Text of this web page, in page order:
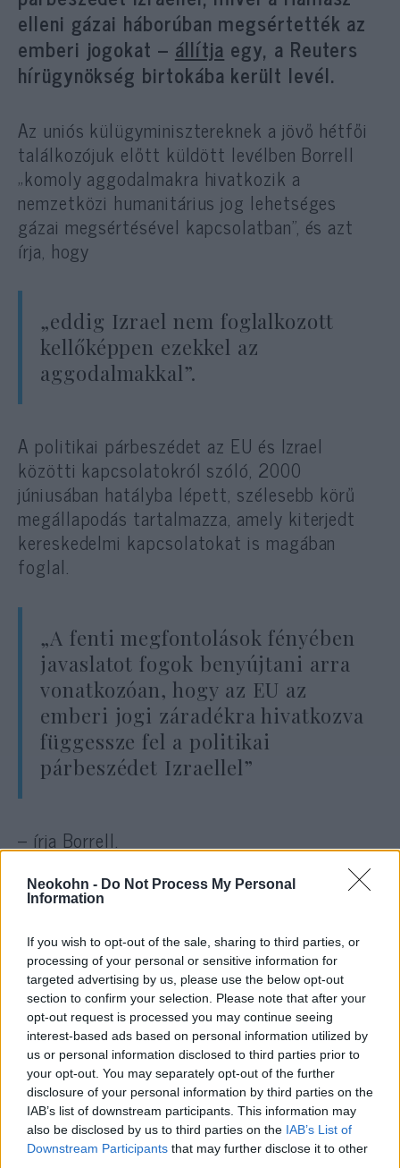
Neokohn - Do Not Process My Personal
Information
If you wish to opt-out of the sale, sharing to third parties, or
processing of your personal or sensitive information for
targeted advertising by us, please use the below opt-out
section to confirm your selection. Please note that after your
opt-out request is processed you may continue seeing
interest-based ads based on personal information utilized by
us or personal information disclosed to third parties prior to
your opt-out. You may separately opt-out of the further
disclosure of your personal information by third parties on the
IAB’s list of downstream participants. This information may
also be disclosed by us to third parties on the IAB’s List of
Downstream Participants that may further disclose it to other
elleni gázai háborúban megsértették az
emberi jogokat – állítja egy, a Reuters
hírügynökség birtokába került levél.
Az uniós külügyminisztereknek a jövő hétfői
találkozójuk előtt küldött levélben Borrell
„komoly aggodalmakra hivatkozik a
nemzetközi humanitárius jog lehetséges
gázai megsértésével kapcsolatban”, és azt
írja, hogy
„eddig Izrael nem foglalkozott
kellőképpen ezekkel az
aggodalmakkal”.
A politikai párbeszédet az EU és Izrael
közötti kapcsolatokról szóló, 2000
júniusában hatályba lépett, szélesebb körű
megállapodás tartalmazza, amely kiterjedt
kereskedelmi kapcsolatokat is magában
foglal.
„A fenti megfontolások fényében
javaslatot fogok benyújtani arra
vonatkozóan, hogy az EU az
emberi jogi záradékra hivatkozva
függessze fel a politikai
párbeszédet Izraellel”
– írja Borrell.
A felfüggesztéshez mind a 27 uniós ország
diplomaták szerint nagyon valószínűtlen.
Három, névtelenséget kérő
diplomata szerint több ország is
tiltakozott, amikor egy magas
rangú uniós tisztviselő szerdán
Brüsszelben tájékoztatta a
nagyköveteket a javaslatról.